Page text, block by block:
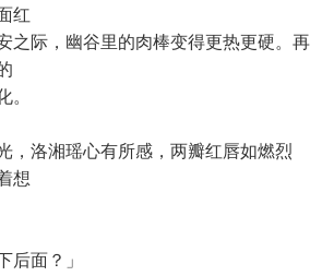
红
之际，幽谷里的肉棒变得更热更硬。再
。
洛湘瑶心有所感，两瓣红唇如燃烈
想
面？」